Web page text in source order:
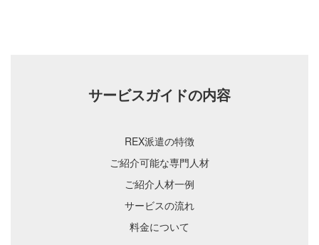
サービスガイドの内容
REX派遣の特徴
ご紹介可能な専門人材
ご紹介人材一例
サービスの流れ
料金について